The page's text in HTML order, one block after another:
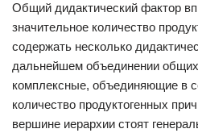
Общий дидактический фактор
значительное количество
содержать несколько
дальнейшем объединении
комплексные, объединяющие в
количество продуктогенных
вершине иерархии стоят